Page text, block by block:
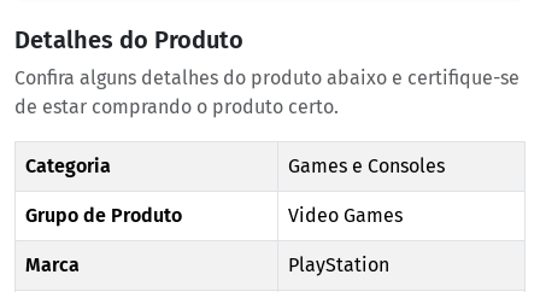
Detalhes do Produto
Confira alguns detalhes do produto abaixo e certifique-se
de estar comprando o produto certo.
Categoria Games e Consoles
Grupo de Produto Video Games
Marca PlayStation